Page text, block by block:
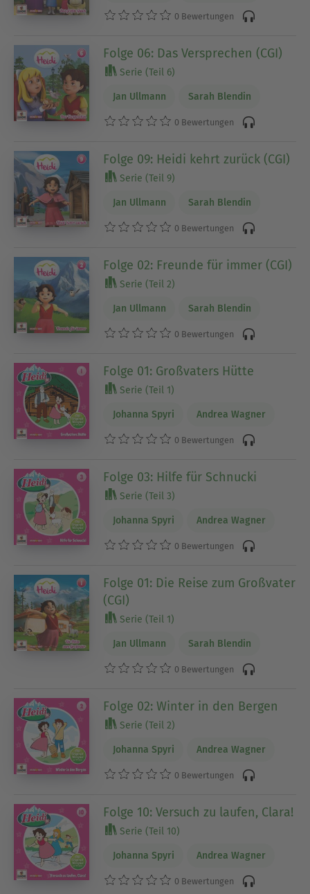
0 Bewertungen
Folge 06: Das Versprechen (CGI)
Serie (Teil 6)
Jan Ullmann Sarah Blendin
0 Bewertungen
Folge 09: Heidi kehrt zurück (CGI)
Serie (Teil 9)
Jan Ullmann Sarah Blendin
0 Bewertungen
Folge 02: Freunde für immer (CGI)
Serie (Teil 2)
Jan Ullmann Sarah Blendin
0 Bewertungen
Folge 01: Großvaters Hütte
Serie (Teil 1)
Johanna Spyri Andrea Wagner
0 Bewertungen
Folge 03: Hilfe für Schnucki
Serie (Teil 3)
Johanna Spyri Andrea Wagner
0 Bewertungen
Folge 01: Die Reise zum Großvater
(CGI)
Serie (Teil 1)
Jan Ullmann Sarah Blendin
0 Bewertungen
Folge 02: Winter in den Bergen
Serie (Teil 2)
Johanna Spyri Andrea Wagner
0 Bewertungen
Folge 10: Versuch zu laufen, Clara!
Serie (Teil 10)
Johanna Spyri Andrea Wagner
0 Bewertungen